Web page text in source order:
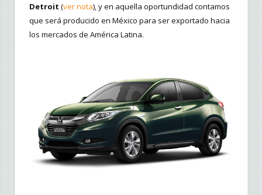
Detroit (ver nota), y en aquella oportundidad contamos
que será producido en México para ser exportado hacia
los mercados de América Latina.